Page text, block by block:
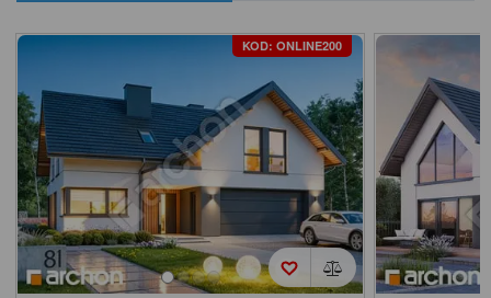
KOD: ONLINE200